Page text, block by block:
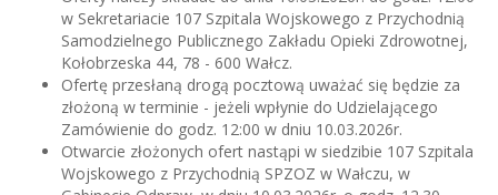
w Sekretariacie 107 Szpitala Wojskowego z Przychodnią
Samodzielnego Publicznego Zakładu Opieki Zdrowotnej,
Kołobrzeska 44, 78 - 600 Wałcz.
Ofertę przesłaną drogą pocztową uważać się będzie za
złożoną w terminie - jeżeli wpłynie do Udzielającego
Zamówienie do godz. 12:00 w dniu 10.03.2026r.
Otwarcie złożonych ofert nastąpi w siedzibie 107 Szpitala
Wojskowego z Przychodnią SPZOZ w Wałczu, w